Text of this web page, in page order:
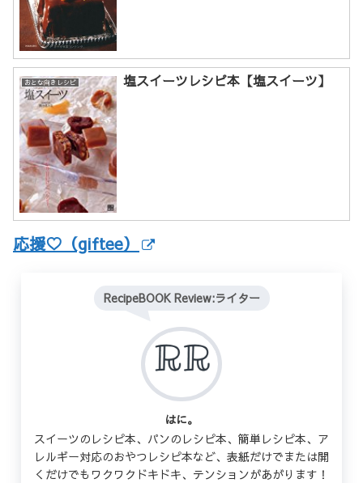
おとな向きレシピ 塩スイーツレシピ本【塩スイーツ】
応援♡（giftee）
RecipeBOOK Review:ライター
はに。
スイーツのレシピ本、パンのレシピ本、簡単レシピ本、ア
レルギー対応のおやつレシピ本など、表紙だけでまたは開
くだけでもワクワクドキドキ、テンションがあがります！